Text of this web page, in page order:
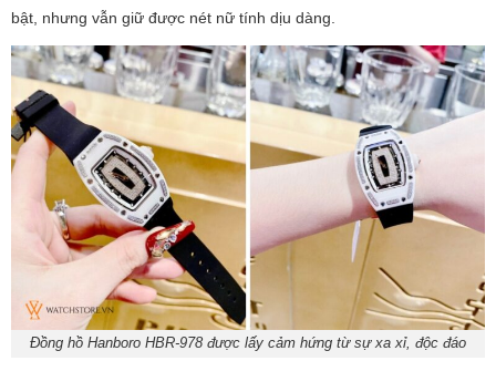
bật, nhưng vẫn giữ được nét nữ tính dịu dàng.
Đồng hồ Hanboro HBR-978 được lấy cảm hứng từ sự xa xỉ, độc đáo